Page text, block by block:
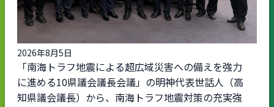
2026年8月5日
「南海トラフ地震による超広域災害への備えを強力
に進める10県議会議長会議」の明神代表世話人（高
知県議会議長）から、南海トラフ地震対策の充実強